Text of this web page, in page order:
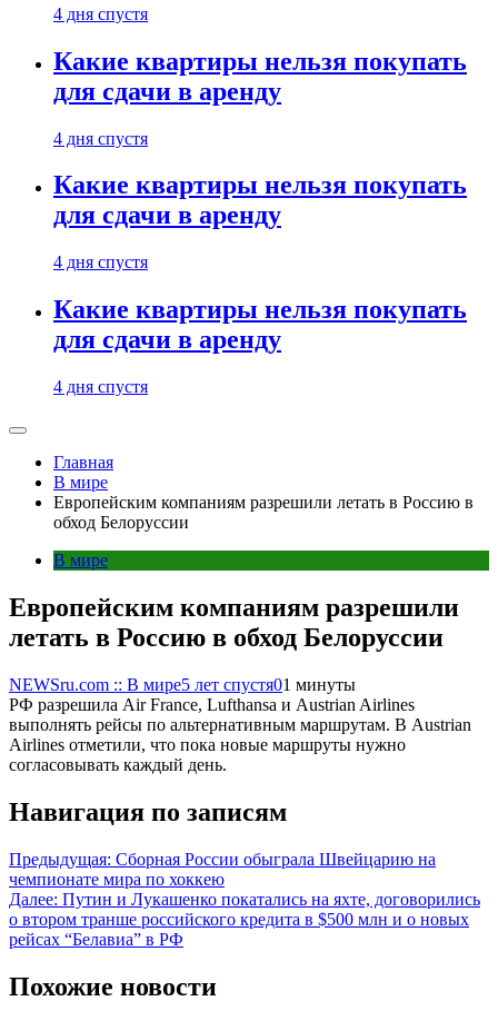
4 дня спустя
Какие квартиры нельзя покупать
для сдачи в аренду
4 дня спустя
Какие квартиры нельзя покупать
для сдачи в аренду
4 дня спустя
Какие квартиры нельзя покупать
для сдачи в аренду
4 дня спустя
Главная
В мире
Европейским компаниям разрешили летать в Россию в
обход Белоруссии
В мире
Европейским компаниям разрешили
летать в Россию в обход Белоруссии
NEWSru.com :: В мире5 лет спустя01 минуты
РФ разрешила Air France, Lufthansa и Austrian Airlines
выполнять рейсы по альтернативным маршрутам. В Austrian
Airlines отметили, что пока новые маршруты нужно
согласовывать каждый день.
Навигация по записям
Предыдущая: Сборная России обыграла Швейцарию на
чемпионате мира по хоккею
Далее: Путин и Лукашенко покатались на яхте, договорились
о втором транше российского кредита в $500 млн и о новых
рейсах “Белавиа” в РФ
Похожие новости